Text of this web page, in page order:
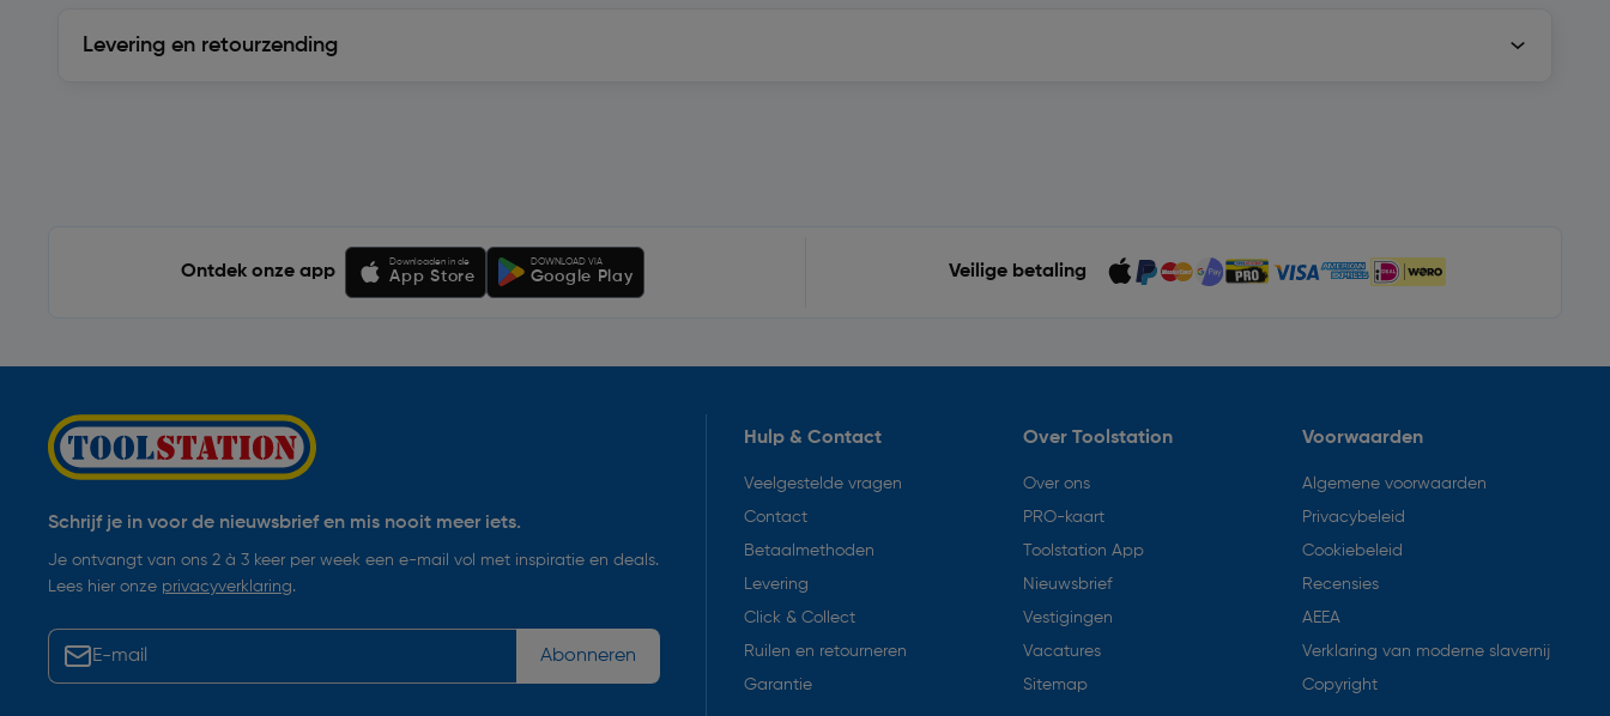
Levering en retourzending
Ontdek onze app
Downloaden in de
App Store
DOWNLOAD VIA
Google Play Veilige betaling
Schrijf je in voor de nieuwsbrief en mis nooit meer iets.
Je ontvangt van ons 2 à 3 keer per week een e-mail vol met inspiratie en deals.
Lees hier onze privacyverklaring.
Abonneren
Hulp & Contact
Veelgestelde vragen
Contact
Betaalmethoden
Levering
Click & Collect
Ruilen en retourneren
Garantie
Over Toolstation
Over ons
PRO-kaart
Toolstation App
Nieuwsbrief
Vestigingen
Vacatures
Sitemap
Voorwaarden
Algemene voorwaarden
Privacybeleid
Cookiebeleid
Recensies
AEEA
Verklaring van moderne slavernij
Copyright